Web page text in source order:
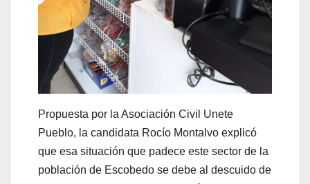
Propuesta por la Asociación Civil Unete
Pueblo, la candidata Rocío Montalvo explicó
que esa situación que padece este sector de la
población de Escobedo se debe al descuido de